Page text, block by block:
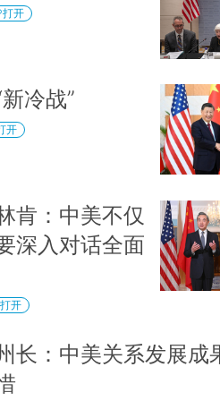
打开
冷战”
开
肯：中美不仅
深入对话全面
开
长：中美关系发展成